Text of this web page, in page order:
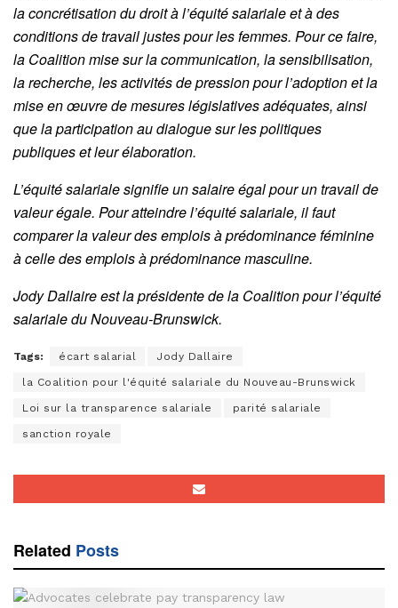
la concrétisation du droit à l’équité salariale et à des
conditions de travail justes pour les femmes. Pour ce faire,
la Coalition mise sur la communication, la sensibilisation,
la recherche, les activités de pression pour l’adoption et la
mise en œuvre de mesures législatives adéquates, ainsi
que la participation au dialogue sur les politiques
publiques et leur élaboration.
L’équité salariale signifie un salaire égal pour un travail de
valeur égale. Pour atteindre l’équité salariale, il faut
comparer la valeur des emplois à prédominance féminine
à celle des emplois à prédominance masculine.
Jody Dallaire est la présidente de la Coalition pour l’équité
salariale du Nouveau-Brunswick.
Tags: écart salarial Jody Dallaire
la Coalition pour l'équité salariale du Nouveau-Brunswick
Loi sur la transparence salariale parité salariale
sanction royale
Related Posts